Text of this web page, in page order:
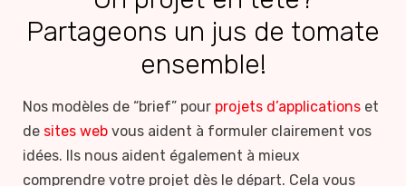
Partageons un jus de tomate
ensemble!
Nos modèles de “brief” pour projets d’applications et
de sites web vous aident à formuler clairement vos
idées. Ils nous aident également à mieux
comprendre votre projet dès le départ. Cela vous